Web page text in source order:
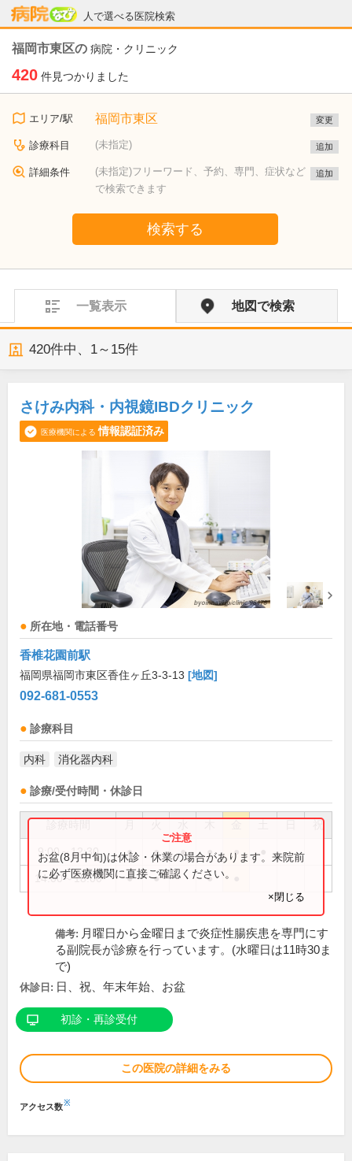
人で選べる医院検索
病院なび
福岡市東区の 病院・クリニック
420 件見つかりました
エリア/駅 福岡市東区 変更
診療科目 (未指定) 追加
詳細条件
(未指定)フリーワード、予約、専門、症状など
で検索できます
追加
検索する
一覧表示 地図で検索
420件中、 1～15件
さけみ内科・内視鏡IBDクリニック
医療機関による 情報認証済み
所在地・電話番号
香椎花園前駅
福岡県福岡市東区香住ヶ丘3-3-13 [地図]
092-681-0553
診療科目
内科 消化器内科
診療/受付時間・休診日
祝
9:00～12:30 ● ● ● ● ●
14:00～18:00 ● ● ●
お盆(8月中旬)は休診・休業の場合があります。来院前
に必ず医療機関に直接ご確認ください。
×閉じる
備考: 月曜日から金曜日まで炎症性腸疾患を専門にす
る副院長が診療を行っています。(水曜日は11時30ま
で)
休診日: 日、祝、年末年始、お盆
初診・再診受付
この医院の詳細をみる
アクセス数※